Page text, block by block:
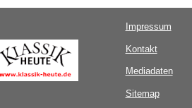
Impressum
Kontakt
Mediadaten
Sitemap